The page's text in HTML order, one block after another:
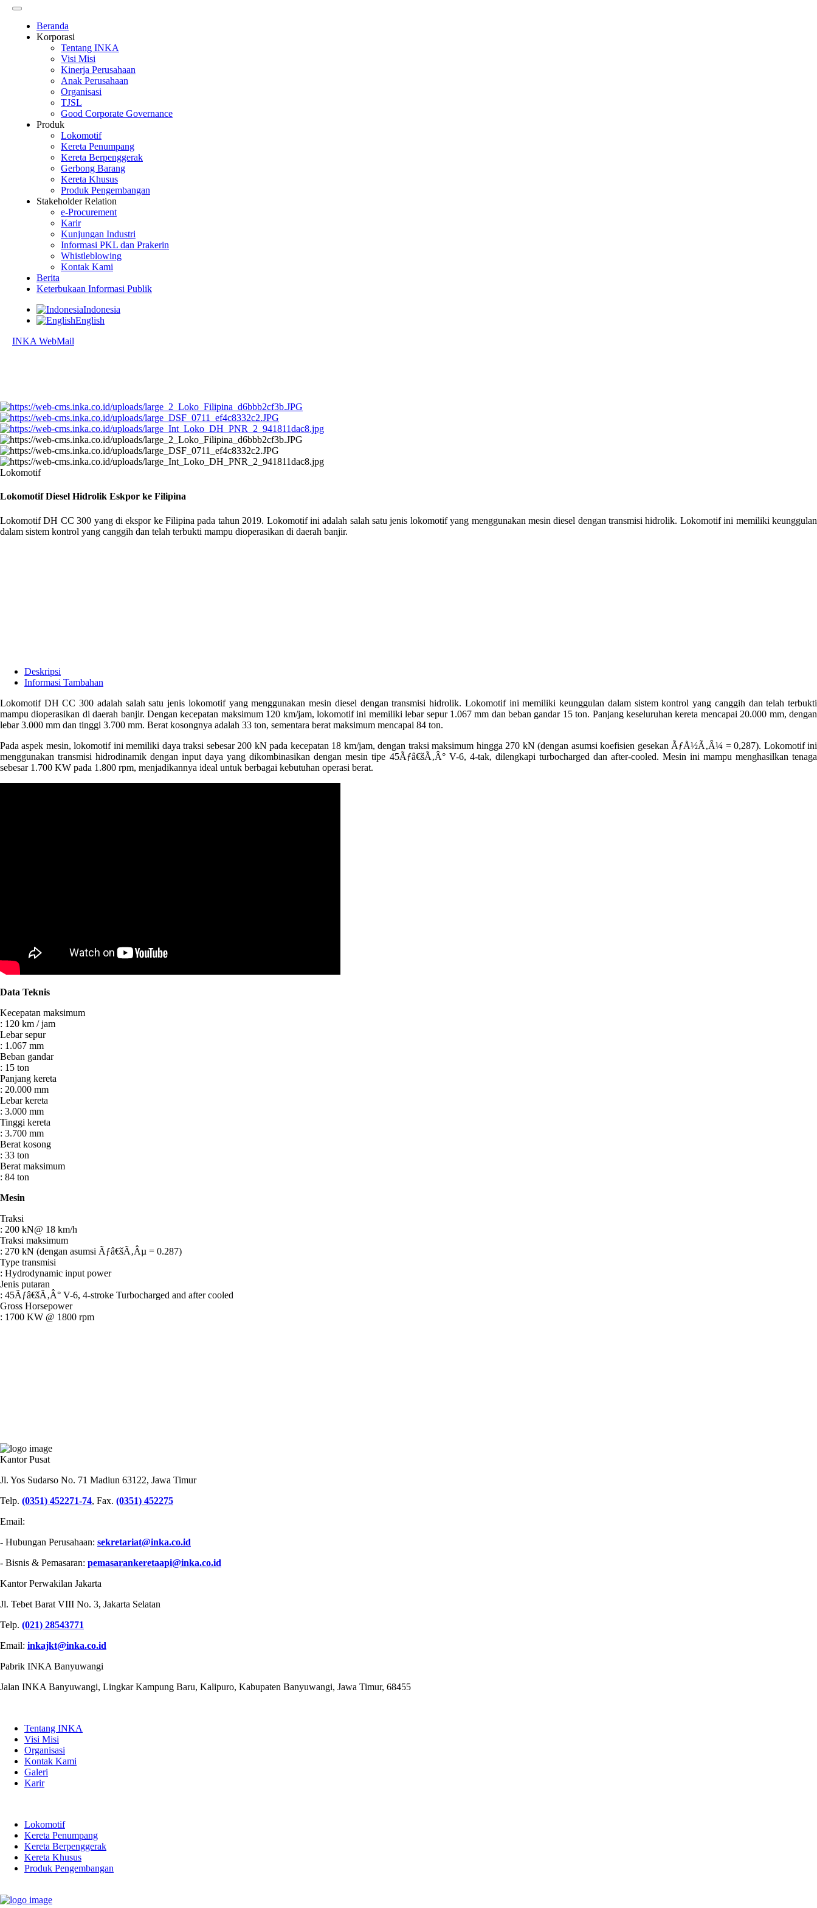
Beranda
Korporasi
Tentang INKA
Visi Misi
Kinerja Perusahaan
Anak Perusahaan
Organisasi
TJSL
Good Corporate Governance
Produk
Lokomotif
Kereta Penumpang
Kereta Berpenggerak
Gerbong Barang
Kereta Khusus
Produk Pengembangan
Stakeholder Relation
e-Procurement
Karir
Kunjungan Industri
Informasi PKL dan Prakerin
Whistleblowing
Kontak Kami
Berita
Keterbukaan Informasi Publik
Indonesia
English
INKA WebMail
Lokomotif
Lokomotif Diesel Hidrolik Eskpor ke Filipina
Lokomotif DH CC 300 yang di ekspor ke Filipina pada tahun 2019. Lokomotif ini adalah salah satu jenis lokomotif yang menggunakan mesin diesel dengan transmisi hidrolik. Lokomotif ini memiliki keunggulan
dalam sistem kontrol yang canggih dan telah terbukti mampu dioperasikan di daerah banjir.
Deskripsi
Informasi Tambahan
Lokomotif DH CC 300 adalah salah satu jenis lokomotif yang menggunakan mesin diesel dengan transmisi hidrolik. Lokomotif ini memiliki keunggulan dalam sistem kontrol yang canggih dan telah terbukti
mampu dioperasikan di daerah banjir. Dengan kecepatan maksimum 120 km/jam, lokomotif ini memiliki lebar sepur 1.067 mm dan beban gandar 15 ton. Panjang keseluruhan kereta mencapai 20.000 mm, dengan
lebar 3.000 mm dan tinggi 3.700 mm. Berat kosongnya adalah 33 ton, sementara berat maksimum mencapai 84 ton.
Pada aspek mesin, lokomotif ini memiliki daya traksi sebesar 200 kN pada kecepatan 18 km/jam, dengan traksi maksimum hingga 270 kN (dengan asumsi koefisien gesekan ÃƒÅ½Ã‚Â¼ = 0,287). Lokomotif ini
menggunakan transmisi hidrodinamik dengan input daya yang dikombinasikan dengan mesin tipe 45Ãƒâ€šÃ‚Â° V-6, 4-tak, dilengkapi turbocharged dan after-cooled. Mesin ini mampu menghasilkan tenaga
sebesar 1.700 KW pada 1.800 rpm, menjadikannya ideal untuk berbagai kebutuhan operasi berat.
Data Teknis
Kecepatan maksimum
: 120 km / jam
Lebar sepur
: 1.067 mm
Beban gandar
: 15 ton
Panjang kereta
: 20.000 mm
Lebar kereta
: 3.000 mm
Tinggi kereta
: 3.700 mm
Berat kosong
: 33 ton
Berat maksimum
: 84 ton
Mesin
Traksi
: 200 kN@ 18 km/h
Traksi maksimum
: 270 kN (dengan asumsi Ãƒâ€šÃ‚Âµ = 0.287)
Type transmisi
: Hydrodynamic input power
Jenis putaran
: 45Ãƒâ€šÃ‚Â° V-6, 4-stroke Turbocharged and after cooled
Gross Horsepower
: 1700 KW @ 1800 rpm
Kantor Pusat
Jl. Yos Sudarso No. 71 Madiun 63122, Jawa Timur
Telp. (0351) 452271-74, Fax. (0351) 452275
Email:
- Hubungan Perusahaan: sekretariat@inka.co.id
- Bisnis & Pemasaran: pemasarankeretaapi@inka.co.id
Kantor Perwakilan Jakarta
Jl. Tebet Barat VIII No. 3, Jakarta Selatan
Telp. (021) 28543771
Email: inkajkt@inka.co.id
Pabrik INKA Banyuwangi
Jalan INKA Banyuwangi, Lingkar Kampung Baru, Kalipuro, Kabupaten Banyuwangi, Jawa Timur, 68455
Tentang INKA
Visi Misi
Organisasi
Kontak Kami
Galeri
Karir
Lokomotif
Kereta Penumpang
Kereta Berpenggerak
Kereta Khusus
Produk Pengembangan